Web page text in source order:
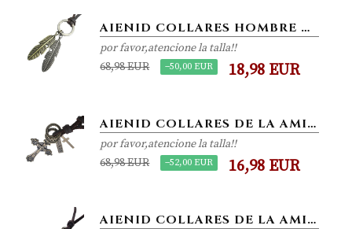
AIENID COLLARES HOMBRE ACERO INOXIDABLE COLGANTES VINTAGE DEL ALA DEL ÁNGEL COLLARES CUERO PLUMA AJUSTABLE
por favor,atencione la talla!!
68,98 EUR
−50,00 EUR 18,98 EUR
AIENID COLLARES DE LA AMISTAD COLGANTES ACERO INOXIDABLE CRUCIFIJO CRUZ DE HALO COLLARES CUERO AJUSTABLE DE ORO MARRÓN
por favor,atencione la talla!!
68,98 EUR
−52,00 EUR 16,98 EUR
AIENID COLLARES DE LA AMISTAD COLGANTES ACERO INOXIDABLE ALA DEL ÁNGEL DE CRUZ DE HALO COLLARES CUERO AJUSTABLE MARRÓN